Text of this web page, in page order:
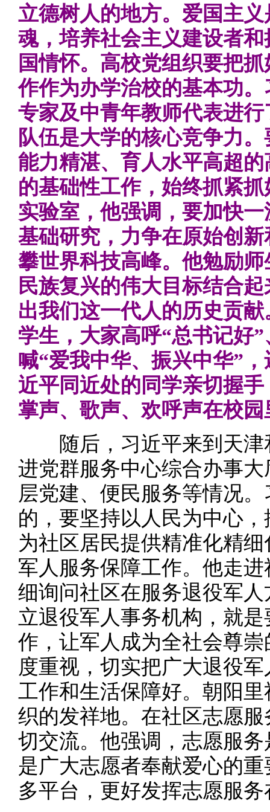
立德树人的地方。爱国主
魂，培养社会主义建设者
国情怀。高校党组织要把
作作为办学治校的基本功
专家及中青年教师代表进
队伍是大学的核心竞争力
能力精湛、育人水平高超
的基础性工作，始终抓紧
实验室，他强调，要加快
基础研究，力争在原始创
攀世界科技高峰。他勉励
民族复兴的伟大目标结合
出我们这一代人的历史贡
学生，大家高呼“总书记好
喊“爱我中华、振兴中华”
近平同近处的同学亲切握
掌声、歌声、欢呼声在校
随后，习近平来到天津
进党群服务中心综合办事
层党建、便民服务等情况
的，要坚持以人民为中心
为社区居民提供精准化精
军人服务保障工作。他走
细询问社区在服务退役军
立退役军人事务机构，就
作，让军人成为全社会尊
度重视，切实把广大退役
工作和生活保障好。朝阳
织的发祥地。在社区志愿
切交流。他强调，志愿服
是广大志愿者奉献爱心的
多平台，更好发挥志愿服